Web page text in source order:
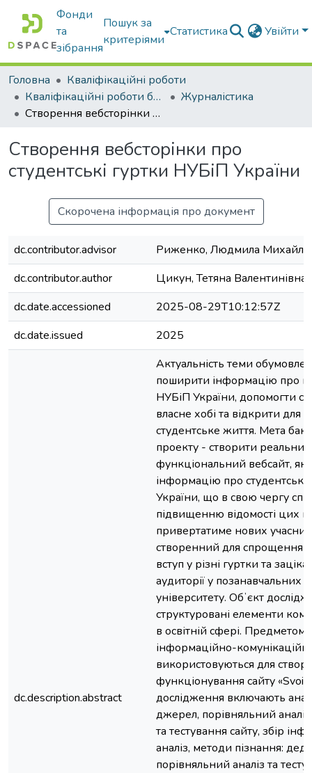
Фонди
та
зібрання
Пошук за
критеріями
Статистика Увійти
Головна
Кваліфікаційні роботи
Кваліфікаційні роботи бакалаврів
Журналістика
Створення вебсторінки про студентські гуртки НУБіП України
Створення вебсторінки про
студентські гуртки НУБіП України
Скорочена інформація про документ
dc.contributor.advisor
Риженко, Людмила
dc.contributor.author
Цикун, Тетяна Валентинівна
dc.date.accessioned
2025-08-29T10:12:57Z
dc.date.issued
2025
dc.description.abstract
Актуальність теми
поширити інформацію про
НУБіП України, допомогти
власне хобі та відкрити для
студентське життя. Мета
проекту - створити
функціональний вебсайт,
інформацію про
України, що в свою чергу
підвищенню відомості цих
привертатиме нових
створенний для спрощення
вступ у різні гуртки та
аудиторії у позанавчальних
університету. Обʼєкт
структуровані елементи
в освітній сфері. Предметом
інформаційно-комунікаційні
використовуються для
функціонування сайту «Svoi
дослідження включають
джерел, порівняльний
та тестування сайту, збір
аналіз, методи пізнання:
порівняльний аналіз та